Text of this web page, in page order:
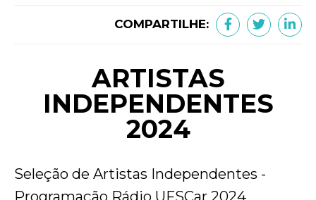
COMPARTILHE:
ARTISTAS
INDEPENDENTES
2024
Seleção de Artistas Independentes -
Programação Rádio UFSCar 2024